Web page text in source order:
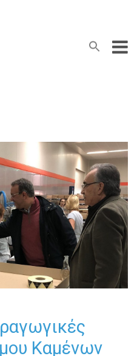
Search
Search Button
Καμένων